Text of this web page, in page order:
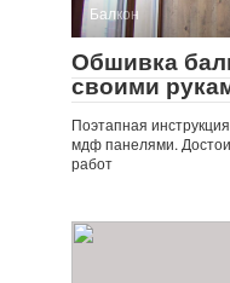
Балкон
Обшивка
своими
Поэтапная
мдф панелями.
работ